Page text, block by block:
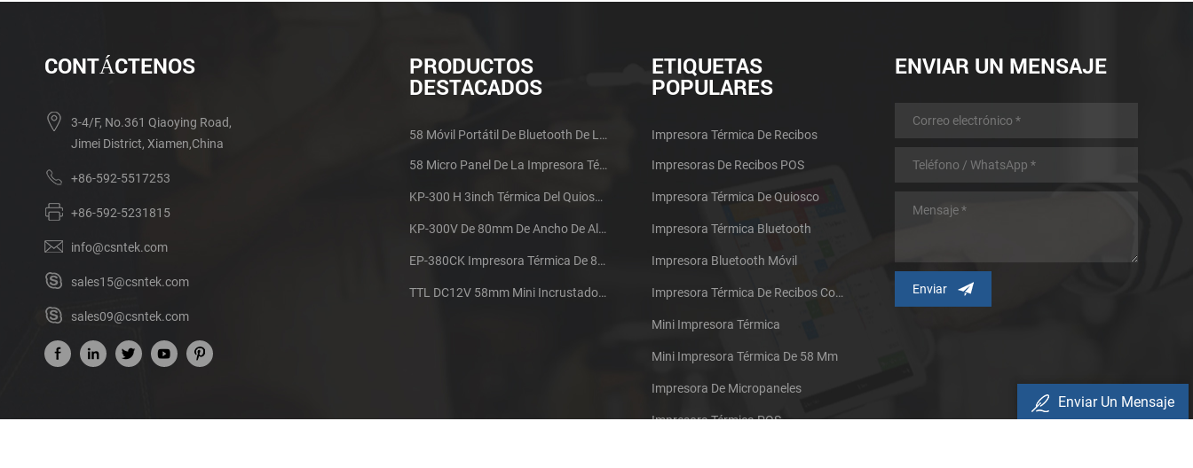
CONTÁCTENOS
3-4/F, No.361 Qiaoying Road,
Jimei District, Xiamen,China
+86-592-5517253
+86-592-5231815
info@csntek.com
sales15@csntek.com
sales09@csntek.com
PRODUCTOS
DESTACADOS
58 Móvil Portátil De Bluetooth De La Impresora Térmica De PTP-II
58 Micro Panel De La Impresora Térmica De Recibos CSN-A1
KP-300 H 3inch Térmica Del Quiosco De La Impresora Módulo De
KP-300V De 80mm De Ancho De Alta Velocidad De La Impresora Térmica Del Quiosco
EP-380CK Impresora Térmica De 80 Mm Con Bloqueo De La Tapa
TTL DC12V 58mm Mini Incrustado Taxi De La Impresora Térmica De Recibos
ETIQUETAS
POPULARES
Impresora Térmica De Recibos
Impresoras De Recibos POS
Impresora Térmica De Quiosco
Impresora Térmica Bluetooth
Impresora Bluetooth Móvil
Impresora Térmica De Recibos Con Micropanel.
Mini Impresora Térmica
Mini Impresora Térmica De 58 Mm
Impresora De Micropaneles
Impresora Térmica POS
ENVIAR UN MENSAJE
Enviar Un Mensaje